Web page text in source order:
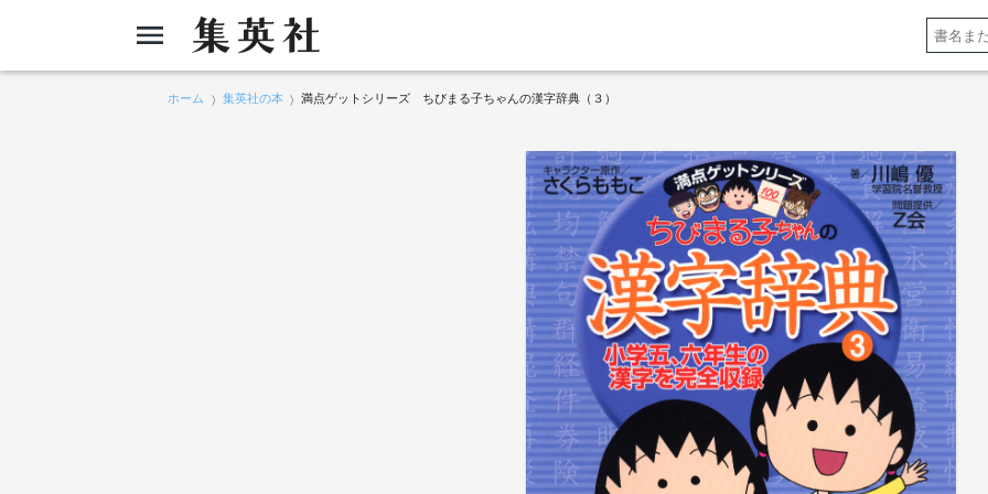
ホーム 集英社の本 満点ゲットシリーズ ちびまる子ちゃんの漢字辞典（３）